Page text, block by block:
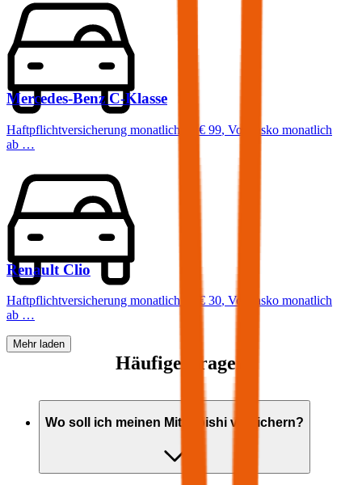
Mercedes-Benz C-Klasse
Haftpflichtversicherung monatlich ab € 99, Vollkasko monatlich
ab …
Renault Clio
Haftpflichtversicherung monatlich ab € 30, Vollkasko monatlich
ab …
Mehr laden
Häufige Fragen
Wo soll ich meinen Mitsubishi versichern?